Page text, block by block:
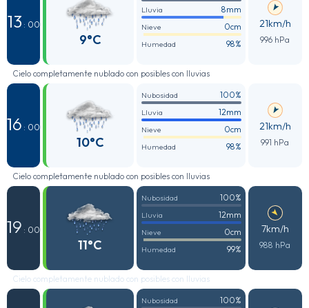
13 : 00
9°C
Lluvia 8mm
Nieve 0cm
Humedad 98%
21km/h
996 hPa
Cielo completamente nublado con posibles con lluvias
16 : 00
10°C
Nubosidad 100%
Lluvia 12mm
Nieve 0cm
Humedad 98%
21km/h
991 hPa
Cielo completamente nublado con posibles con lluvias
19 : 00
11°C
Nubosidad 100%
Lluvia 12mm
Nieve 0cm
Humedad 99%
7km/h
988 hPa
Cielo completamente nublado con posibles con lluvias
Nubosidad 100%